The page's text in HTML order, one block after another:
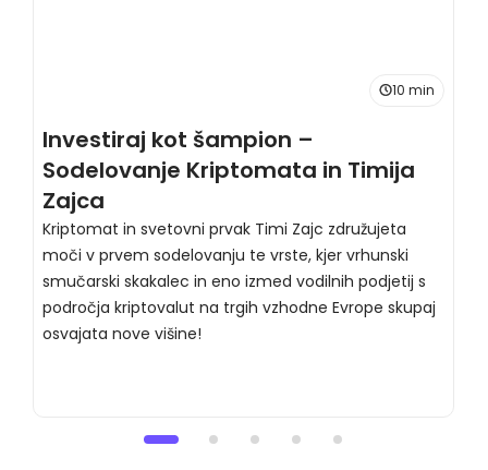
10 min
Investiraj kot šampion –
Sodelovanje Kriptomata in Timija
Zajca
Kriptomat in svetovni prvak Timi Zajc združujeta
moči v prvem sodelovanju te vrste, kjer vrhunski
smučarski skakalec in eno izmed vodilnih podjetij s
področja kriptovalut na trgih vzhodne Evrope skupaj
osvajata nove višine!